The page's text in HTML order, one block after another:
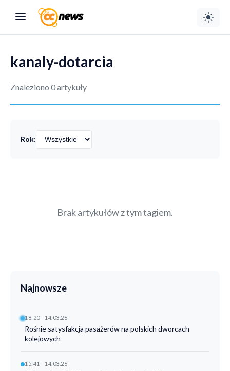
kanaly-dotarcia
Znaleziono 0 artykuły
Rok:
Brak artykułów z tym tagiem.
Najnowsze
18:20 - 14.03.26
Rośnie satysfakcja pasażerów na polskich dworcach
kolejowych
15:41 - 14.03.26